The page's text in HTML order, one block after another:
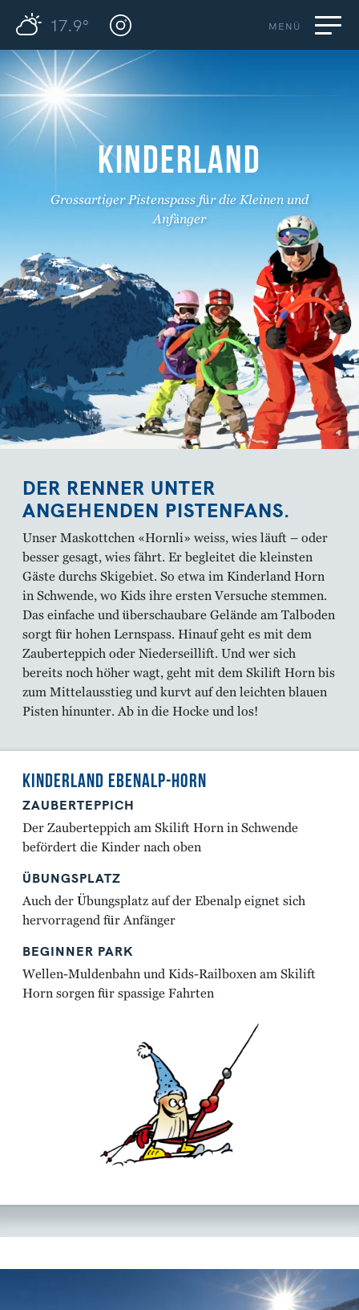
17.9° MENÜ
KINDERLAND
Grossartiger Pistenspass für die Kleinen und
Anfänger
DER RENNER UNTER
ANGEHENDEN PISTENFANS.
Unser Maskottchen «Hornli» weiss, wies läuft – oder
besser gesagt, wies fährt. Er begleitet die kleinsten
Gäste durchs Skigebiet. So etwa im Kinderland Horn
in Schwende, wo Kids ihre ersten Versuche stemmen.
Das einfache und überschaubare Gelände am Talboden
sorgt für hohen Lernspass. Hinauf geht es mit dem
Zauberteppich oder Niederseillift. Und wer sich
bereits noch höher wagt, geht mit dem Skilift Horn bis
zum Mittelausstieg und kurvt auf den leichten blauen
Pisten hinunter. Ab in die Hocke und los!
KINDERLAND EBENALP-HORN
ZAUBERTEPPICH
Der Zauberteppich am Skilift Horn in Schwende
befördert die Kinder nach oben
ÜBUNGSPLATZ
Auch der Übungsplatz auf der Ebenalp eignet sich
hervorragend für Anfänger
BEGINNER PARK
Wellen-Muldenbahn und Kids-Railboxen am Skilift
Horn sorgen für spassige Fahrten